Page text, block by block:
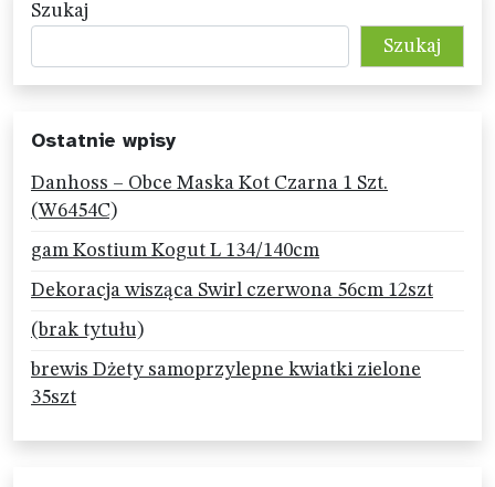
Szukaj
Szukaj
Ostatnie wpisy
Danhoss – Obce Maska Kot Czarna 1 Szt.
(W6454C)
gam Kostium Kogut L 134/140cm
Dekoracja wisząca Swirl czerwona 56cm 12szt
(brak tytułu)
brewis Dżety samoprzylepne kwiatki zielone
35szt